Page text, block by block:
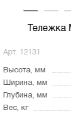
Тележка
Арт. 12131
Высота, мм
Ширина, мм
Глубина, мм
Вес, кг